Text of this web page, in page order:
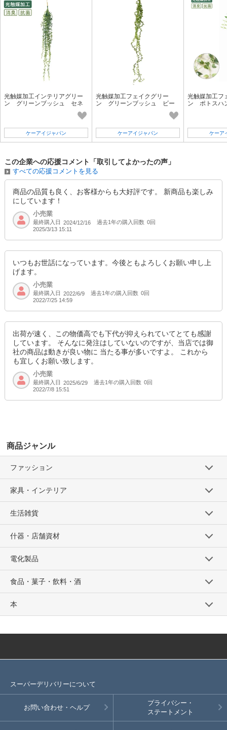
光触媒加工インテリアグリー
ン グリーンブッシュ セネ
ケーアイジャパン
光触媒加工フェイクグリー
ン グリーンブッシュ ビー
ケーアイジャパン
光触媒加工フ
ン ポトスハ
ケーア
この企業への応援コメント「取引してよかったの声」
すべての応援コメントを見る
商品の品質も良く、お客様からも大好評です。 新商品も楽しみ
にしています！
小売業
最終購入日 2024/12/16 過去1年の購入回数 0回
2025/3/13 15:11
いつもお世話になっています。今後ともよろしくお願い申し上
げます。
小売業
最終購入日 2022/6/9 過去1年の購入回数 0回
2022/7/25 14:59
出荷が速く、この物価高でも下代が抑えられていてとても感謝
しています。 そんなに発注はしていないのですが、当店では御
社の商品は動きが良い物に 当たる事が多いですよ。 これから
も宜しくお願い致します。
小売業
最終購入日 2025/6/29 過去1年の購入回数 0回
2022/7/8 15:51
商品ジャンル
ファッション
家具・インテリア
生活雑貨
什器・店舗資材
電化製品
食品・菓子・飲料・酒
本
スーパーデリバリーについて
お問い合わせ・ヘルプ
プライバシー・
ステートメント